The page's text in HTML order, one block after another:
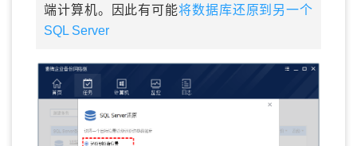
端计算机。因此有可能将数据库还原到另一个
SQL Server